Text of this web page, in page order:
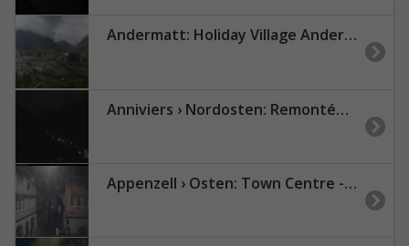
Andermatt: Holiday Village Andermatt Reuss - Andermatt, Bahnhof - Andermatt Swiss Alps AG - Andermatt Dorf - Urserental
Anniviers › Nordosten: Remontées Mécaniques de Grimentz - Zinal - Le Toûno
Appenzell › Osten: Town Centre - Rathaus